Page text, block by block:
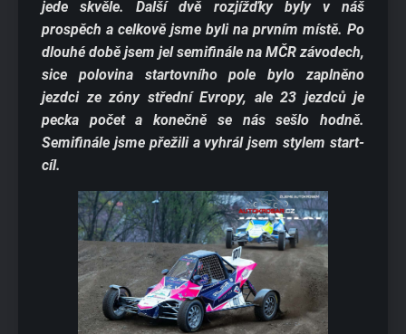
jede skvěle. Další dvě rozjížďky byly v náš
prospěch a celkově jsme byli na prvním místě. Po
dlouhé době jsem jel semifinále na MČR závodech,
sice polovina startovního pole bylo zaplněno
jezdci ze zóny střední Evropy, ale 23 jezdců je
pecka počet a konečně se nás sešlo hodně.
Semifinále jsme přežili a vyhrál jsem stylem start-
cíl.